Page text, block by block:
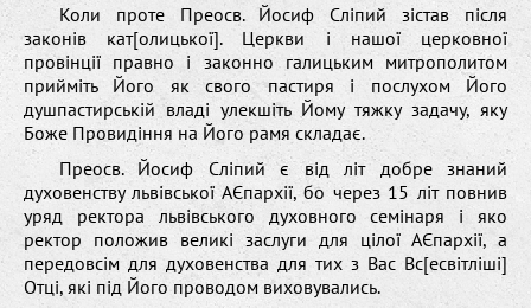
Коли проте Преосв. Йосиф Сліпий зістав після
законів кат[олицької]. Церкви і нашої церковної
провінції правно і законно галицьким митрополитом
прийміть Його як свого пастиря і послухом Його
душпастирській владі улекшіть Йому тяжку задачу, яку
Боже Провидіння на Його рамя складає.
Преосв. Йосиф Сліпий є від літ добре знаний
духовенству львівської АЄпархії, бо через 15 літ повнив
уряд ректора львівського духовного семінаря і яко
ректор положив великі заслуги для цілої АЄпархії, а
передовсім для духовенства для тих з Вас Вс[есвітліші]
Отці, які під Його проводом виховувались.